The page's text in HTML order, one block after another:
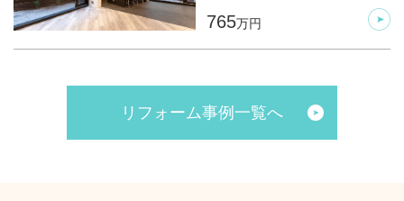
765万円
リフォーム事例一覧へ